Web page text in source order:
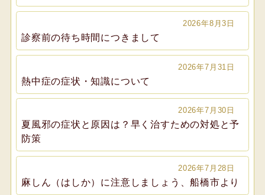
2026年8月3日
診察前の待ち時間につきまして
2026年7月31日
熱中症の症状・知識について
2026年7月30日
夏風邪の症状と原因は？早く治すための対処と予
防策
2026年7月28日
麻しん（はしか）に注意しましょう、船橋市より